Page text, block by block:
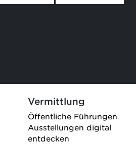
Vermittlung
Öffentliche Führungen
Ausstellungen digital
entdecken